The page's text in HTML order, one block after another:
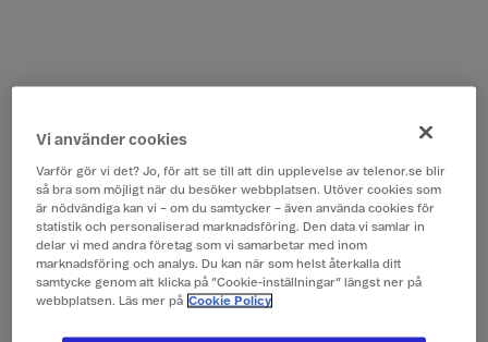
Vi använder cookies
Varför gör vi det? Jo, för att se till att din upplevelse av telenor.se blir
så bra som möjligt när du besöker webbplatsen. Utöver cookies som
är nödvändiga kan vi – om du samtycker – även använda cookies för
statistik och personaliserad marknadsföring. Den data vi samlar in
delar vi med andra företag som vi samarbetar med inom
marknadsföring och analys. Du kan när som helst återkalla ditt
samtycke genom att klicka på ”Cookie-inställningar” längst ner på
webbplatsen. Läs mer på Cookie Policy